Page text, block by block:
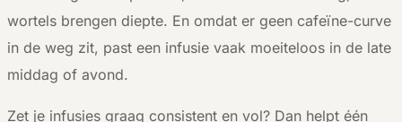
wortels brengen diepte. En omdat er geen cafeïne-curve
in de weg zit, past een infusie vaak moeiteloos in de late
middag of avond.
Zet je infusies graag consistent en vol? Dan helpt één